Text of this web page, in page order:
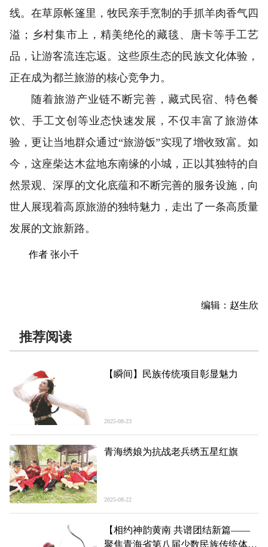
线。在草原帐篷里，牧民亲手烹制的手抓羊肉香气四
溢；乡村集市上，精美绝伦的藏毯、唐卡等手工艺
品，让游客流连忘返。这些原生态的民族文化体验，
正在成为都兰旅游的核心竞争力。
随着旅游产业链不断完善，藏式民宿、特色餐
饮、手工文创等业态快速发展，不仅丰富了旅游体
验，更让当地群众通过“旅游饭”实现了增收致富。如
今，这座柴达木盆地东南缘的小城，正以其独特的自
然景观、深厚的文化底蕴和不断完善的服务设施，向
世人展现着高原旅游的独特魅力，走出了一条高质量
发展的文旅新路。
作者 张小千
编辑：赵生欣
推荐阅读
【瞬间】民族传统项目彰显魅力
2025-08-23
青海绣娘为抗战老兵绣五星红旗
2025-08-22
【相约神韵黄南 共谱团结新篇——
聚焦青海省第八届少数民族传统体育